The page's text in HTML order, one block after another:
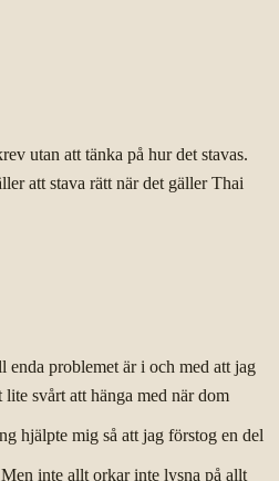
utan att tänka på hur det stavas.
att stava rätt när det gäller Thai
problemet är i och med att jag
svårt att hänga med när dom
hjälpte mig så att jag förstog en del
Men inte allt orkar inte lysna på allt